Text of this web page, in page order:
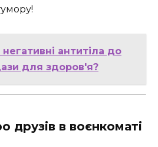
антитіла до
для здоров'я?
друзів в воєнкоматі